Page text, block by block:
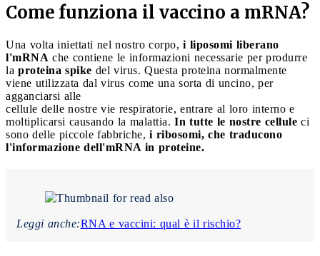
Come funziona il vaccino a mRNA?
Una volta iniettati nel nostro corpo, i liposomi liberano
l'mRNA che contiene le informazioni necessarie per produrre
la proteina spike del virus. Questa proteina normalmente
viene utilizzata dal virus come una sorta di uncino, per
agganciarsi alle
cellule delle nostre vie respiratorie, entrare al loro interno e
moltiplicarsi causando la malattia. In tutte le nostre cellule ci
sono delle piccole fabbriche, i ribosomi, che traducono
l'informazione dell'mRNA in proteine.
Leggi anche:RNA e vaccini: qual è il rischio?